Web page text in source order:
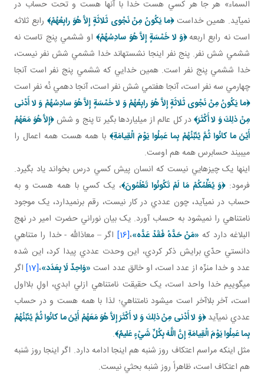
السماء» هر جا هر کسي هست خدا با آنها هست و تحت حساب در
نمي آيد. همين خداست﴿ما يَكُونُ مِنْ نَجْوى‏ ثَلاثَةٍ إِلاَّ هُوَ رابِعُهُمْ﴾رابع ثلاثه
است نه رابع اربعه﴿وَ لا خَمْسَةٍ إِلاَّ هُوَ سادِسُهُمْ﴾او ششمي پنج تاست نه
ششمي شش نفر. پنج نفر اينجا نشسته اند خدا ششمي شش نفر نيست،
خدا ششمي پنج نفر است. همين خدايي که ششمي پنج نفر است آنجا
چهارمي سه نفر است، آنجا هفتمي شش نفر است، آنجا دهمي نُه نفر است
﴿ما يَكُونُ مِنْ نَجْوى‏ ثَلاثَةٍ إِلاَّ هُوَ رابِعُهُمْ وَ لا خَمْسَةٍ إِلاَّ هُوَ سادِسُهُمْ وَ لا أَدْنى‏
مِنْ ذلِكَ وَ لا أَكْثَرَ﴾در کل عالم از ميلياردها بگير تا پنج و شش﴿إِلاَّ هُوَ مَعَهُمْ
أَيْنَ ما كانُوا ثُمَّ يُنَبِّئُهُمْ بِما عَمِلُوا يَوْمَ الْقِيامَةِ﴾با همه هست همه اعمال را
مي بيند حسابرس همه هم اوست.
اينها يک چيزهايي نيست که انسان پيش کسي درس بخواند ياد بگيرد.
فرمود:﴿وَ يُعَلِّمُكُمْ مَا لَمْ تَكُونُوا تَعْلَمُونَ﴾، يک کسي با همه هست و به
حساب در نمي آيد، چون عددي در کار نيست، رقم برنمي دارد، يک موجود
نامتناهي را نمي شود به حساب آورد. يک بيان نوراني حضرت امير در نهج
البلاغه دارد که «مَنْ حَدَّهُ فَقَدْ عَدَّه‏»،[16]
اگر – معاذالله - خدا را متناهي
دانستي حدّي برايش ذکر کردي، اين وحدت عددي پيدا کرد، اين شده
عدد و خدا منزّه از عدد است، او خالق عدد است «وَاحِدٌ لَا بِعَدَد»،[17]
اگر
مي گوييم خدا واحد است، يک حقيقت نامتناهي ازلي ابدي، اولِ بلااول
است، آخر بلاآخر است مي شود نامتناهي؛ لذا با همه هست و در حساب
عددي نمي آيد﴿وَ لا أَدْنى‏ مِنْ ذلِكَ وَ لا أَكْثَرَ إِلاَّ هُوَ مَعَهُمْ أَيْنَ ما كانُوا ثُمَّ يُنَبِّئُهُمْ
بِما عَمِلُوا يَوْمَ الْقِيامَةِ إِنَّ اللَّهَ بِكُلِّ شَيْ‏ءٍ عَليمٌ﴾.
مثل اينکه مراسم اعتکاف روز شنبه هم اينجا ادامه دارد. اگر اينجا روز شنبه
هم اعتکاف است، ظاهراً روز شنبه بحثي نيست.